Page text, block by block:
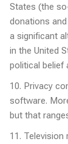
States (the
donations
a significant
in the United
political belief
10. Privacy
software.
but that
11.